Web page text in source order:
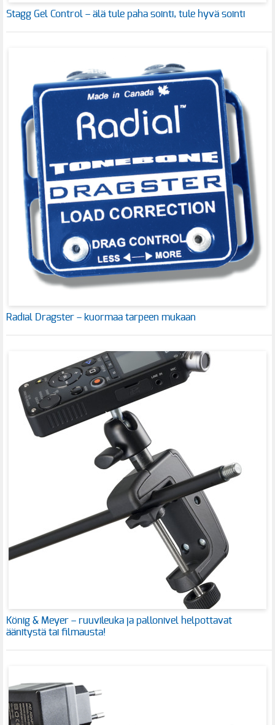
Stagg Gel Control – älä tule paha sointi, tule hyvä sointi
Radial Dragster – kuormaa tarpeen mukaan
König & Meyer – ruuvileuka ja pallonivel helpottavat
äänitystä tai filmausta!